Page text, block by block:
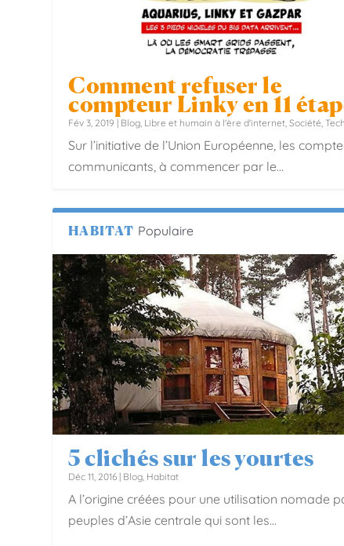
Comment refuser le
compteur Linky en 11
Fév 3, 2019 | Blog, Libre et humain à l'ère d'internet,Société,
Sur l’initiative de l’Union Européenne, les
communicants, à commencer par le...
HABITAT Populaire
5 clichés sur les yourtes
Déc 11, 2016 | Blog, Habitat
A l’origine créées pour une utilisation nomade
peuples d’Asie centrale qui sont les...